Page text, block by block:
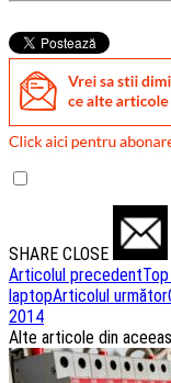
SHARE CLOSE
Navigare
articole
Articolul precedent
laptopArticolul următor
2014
Alte articole din